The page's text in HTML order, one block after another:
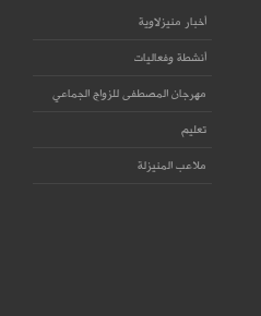
أخبار منيزلاوية
أنشطة وفعاليات
مهرجان المصطفى للزواج الجماعي
تعليم
ملاعب المنيزلة